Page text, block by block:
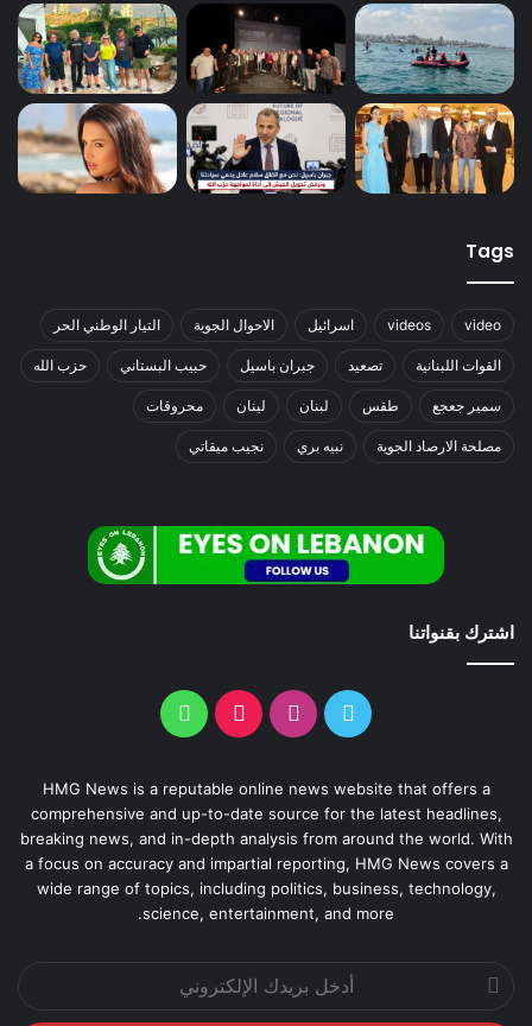
Tags
video
videos اسرائيل الاحوال الجوية التيار الوطني الحر
القوات اللبنانية تصعيد جبران باسيل حبيب البستاني حزب الله
سمير جعجع طقس لبنان لينان محروقات
مصلحة الارصاد الجوية نبيه بري نجيب ميقاتي
اشترك بقنواتنا
HMG News is a reputable online news website that offers a
comprehensive and up-to-date source for the latest headlines,
breaking news, and in-depth analysis from around the world. With
a focus on accuracy and impartial reporting, HMG News covers a
wide range of topics, including politics, business, technology,
science, entertainment, and more.
بريدك
الإلكتروني